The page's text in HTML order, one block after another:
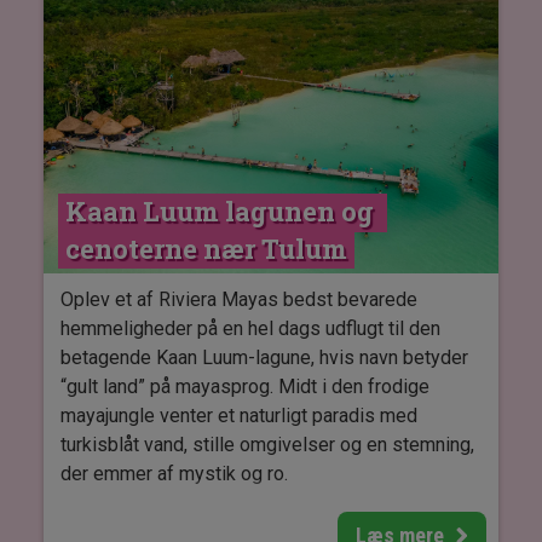
Det er en unik chance for at beundre hvalhajernes
rolige bevægelser, mens du selv glider gennem
det varme, turkisblå vand.
En oplevelse, der kombinerer spænding, natur og
respekt for havets vidunderlige liv, og som vil
efterlade dig med minder for livet.
OBS - Det er kun muligt at komme på denne
tur, hvis du rejser i perioden juni til
september.
Kaan Luum lagunen og
cenoterne nær Tulum
Oplev et af Riviera Mayas bedst bevarede
hemmeligheder på en hel dags udflugt til den
betagende Kaan Luum-lagune, hvis navn betyder
“gult land” på mayasprog. Midt i den frodige
mayajungle venter et naturligt paradis med
turkisblåt vand, stille omgivelser og en stemning,
der emmer af mystik og ro.
Turen fører dig til to imponerende cenoter, hvor
Læs mere